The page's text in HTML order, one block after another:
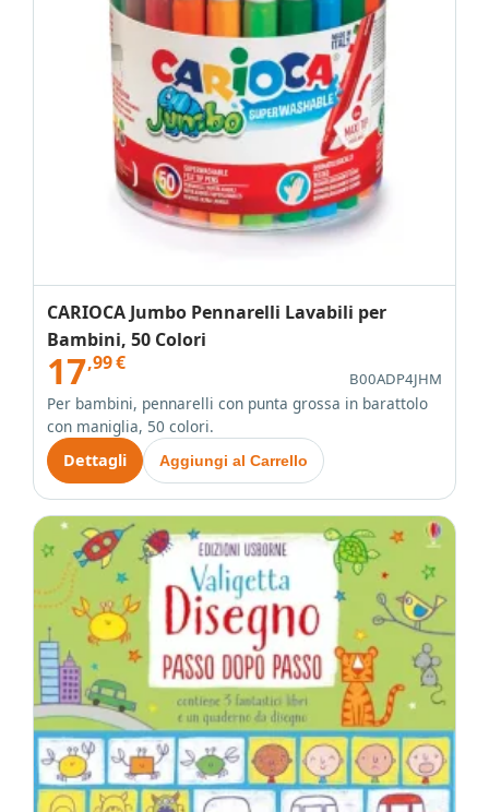
CARIOCA Jumbo Pennarelli Lavabili per
Bambini, 50 Colori
17,99€
B00ADP4JHM
Per bambini, pennarelli con punta grossa in barattolo
con maniglia, 50 colori.
Dettagli
Aggiungi al Carrello